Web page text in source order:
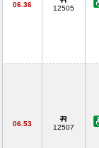
06.36 12505
06.53 12507